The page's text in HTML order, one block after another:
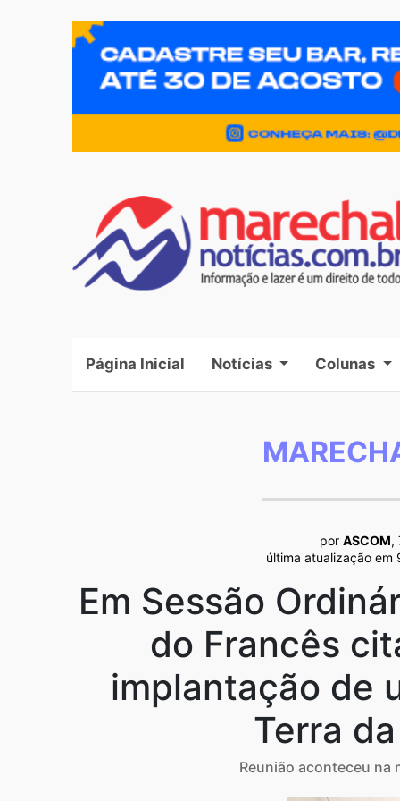
Página Inicial (current)
Notícias Colunas
por ASCOM,
última atualização
Em Sessão
do Francês
implantação de
Terra
Reunião aconteceu na